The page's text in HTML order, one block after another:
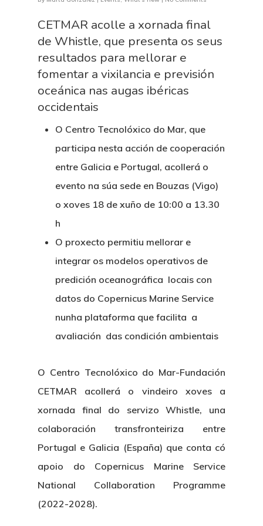
CETMAR acolle a xornada final
de Whistle, que presenta os seus
resultados para mellorar e
fomentar a vixilancia e previsión
oceánica nas augas ibéricas
occidentais
O Centro Tecnolóxico do Mar, que
participa nesta acción de cooperación
entre Galicia e Portugal, acollerá o
evento na súa sede en Bouzas (Vigo)
o xoves 18 de xuño de 10:00 a 13.30
h
O proxecto permitiu mellorar e
integrar os modelos operativos de
predición oceanográfica locais con
datos do Copernicus Marine Service
nunha plataforma que facilita a
avaliación das condición ambientais
O Centro Tecnolóxico do Mar-Fundación
CETMAR acollerá o vindeiro xoves a
xornada final do servizo Whistle, una
colaboración transfronteiriza entre
Portugal e Galicia (España) que conta có
apoio do Copernicus Marine Service
National Collaboration Programme
(2022-2028).
Equality Plan